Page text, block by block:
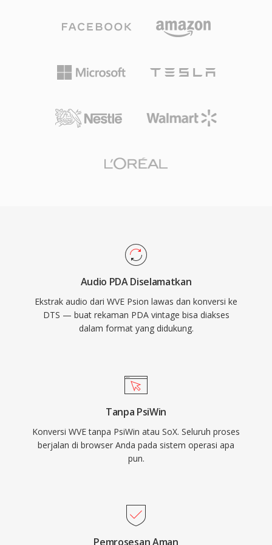
menggunakan SoX, Awave Studio, atau utilitas
file Psion khusus. Meskipun format ini
awal 1990-an, ia memiliki signifikansi historis
pertama yang dirancang untuk perangkat
konsumen berukuran saku. Kolektor dan
mobile sesekali menemukan file WVE saat
pemodelan psikoakustik yang agresif, DTS
untuk setiap channel, mempertahankan detail
spasial dan dinamika tingkat rendah yang lebih
menggunakan sub-band ADPCM yang
perseptual. Varian yang diperluas, DTS-HD
receiver, konsol game, dan sistem
infotainment otomotif, serta error
concealment yang kuat yang menutupi
gangguan kecil disc atau stream. Bagi siapa
pun yang bekerja dengan konten surround
sound yang ditujukan untuk media fisik atau
Audio PDA Diselamatkan
Ekstrak audio dari WVE Psion lawas dan konversi ke
DTS — buat rekaman PDA vintage bisa diakses
dalam format yang didukung.
Tanpa PsiWin
Konversi WVE tanpa PsiWin atau SoX. Seluruh proses
berjalan di browser Anda pada sistem operasi apa
pun.
Pemrosesan Aman